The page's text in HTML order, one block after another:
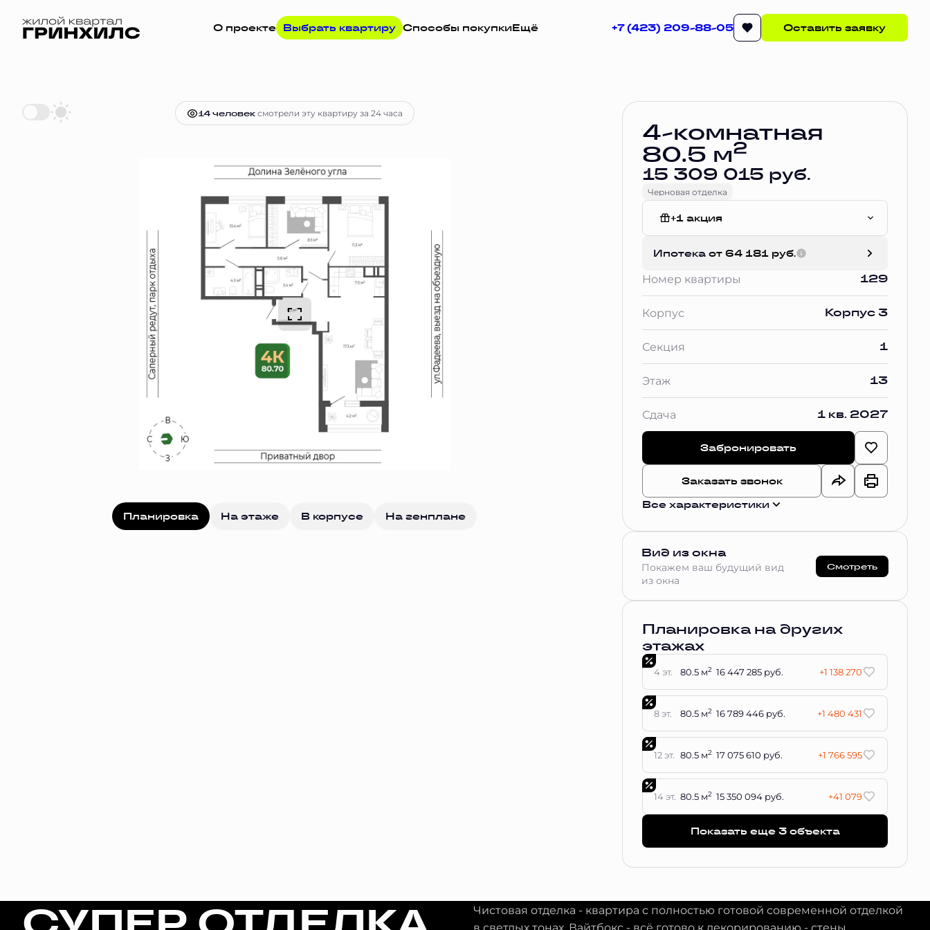
О проекте Выбрать квартиру Способы покупкиЕщё +7 (423) 209-88-05 Оставить заявку
4-комнатная80.5 м 15 309 015 руб. Забронировать
14 человексмотрели эту квартиру за 24 часа
Планировка На этаже В корпусе На генплане
4-комнатная
80.5 м2
15 309 015 руб.
Черновая отделка
+1 акция
Ипотека от 64 181 руб.
Номер квартиры 129
Корпус Корпус 3
Секция 1
Этаж 13
Сдача 1 кв. 2027
Забронировать
Заказать звонок
Все характеристики
Вид из окна
Покажем ваш будущий вид
из окна
Смотреть
Планировка на других
этажах
4 эт. 80.5 м2 16 447 285 руб. +1 138 270
8 эт. 80.5 м2 16 789 446 руб. +1 480 431
12 эт. 80.5 м2 17 075 610 руб. +1 766 595
14 эт. 80.5 м2 15 350 094 руб. +41 079
Показать еще 3 объектa
Чистовая отделка - квартира с полностью готовой современной отделкой
в светлых тонах. Вайтбокс - всё готово к декорированию - стены